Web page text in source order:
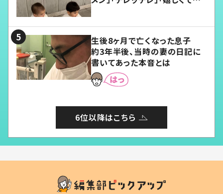
生後8ヶ月で亡くなった息子
約3年半後、当時の妻の日記に
書いてあった本音とは
6位以降はこちら